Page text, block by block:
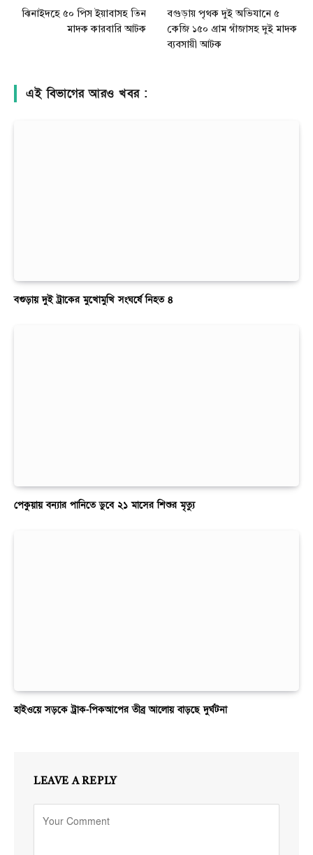
ঝিনাইদহে ৫০ পিস ইয়াবাসহ তিন
মাদক কারবারি আটক
বগুড়ায় পৃথক দুই অভিযানে ৫
কেজি ১৫০ গ্রাম গাঁজাসহ দুই মাদক
ব্যবসায়ী আটক
এই বিভাগের আরও খবর :
বগুড়ায় দুই ট্রাকের মুখোমুখি সংঘর্ষে নিহত ৪
পেকুয়ায় বন্যার পানিতে ডুবে ২১ মাসের শিশুর মৃত্যু
হাইওয়ে সড়কে ট্রাক-পিকআপের তীব্র আলোয় বাড়ছে দুর্ঘটনা
LEAVE A REPLY